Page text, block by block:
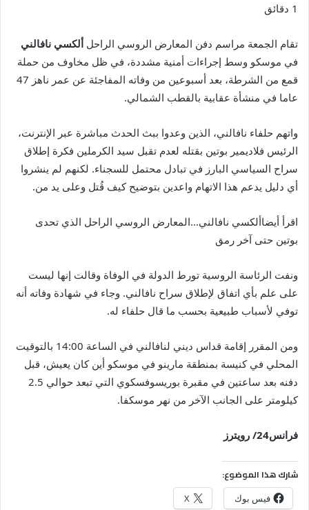
1 دقائق
تقام الجمعة مراسم دفن المعارض الروسي الراحل ألكسي نافالني
في موسكو وسط إجراءات أمنية مشددة، في ظل مخاوف من حملة
قمع من الشرطة، بعد أسبوعين من وفاته المفاجئة عن عمر ناهز 47
عاما في منشأة عقابية بالقطب الشمالي.
واتهم حلفاء نافالني، الذين وعدوا ببث الحدث مباشرة عبر الإنترنت،
الرئيس فلاديمير بوتين بقتله لعدم تقبل سيد الكرملين فكرة إطلاق
سراح السياسي البارز في تبادل محتمل للسجناء. لكنهم لم ينشروا
أي دليل يدعم هذا الاتهام واعدين بتوضيح كيف قُتل وعلى يد من.
اقرأ أيضاألكسي نافالني…المعارض الروسي الراحل الذي تحدى
بوتين حتى آخر رمق
ونفت الرئاسة الروسية تورط الدولة في الوفاة وقالت إنها ليست
على علم بأي اتفاق لإطلاق سراح نافالني. وجاء في شهادة وفاته أنه
توفي لأسباب طبيعية بحسب ما قال حلفاء له.
ومن المقرر إقامة قداس ديني لنافالني في الساعة 14:00 بالتوقيت
المحلي في كنيسة بمنطقة مارينو في موسكو أين كان يعيش، قبل
دفنه بعد ساعتين في مقبرة بوريسوفسكوي التي تبعد حوالي 2.5
كيلومتر على الجانب الآخر من نهر موسكفا.
فرانس24/ رويترز
شارك هذا الموضوع:
فيس بوك X